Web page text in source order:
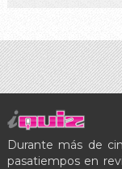
Durante más de
pasatiempos en